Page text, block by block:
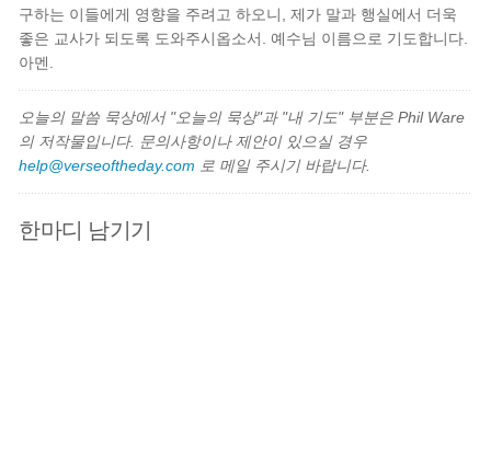
구하는 이들에게 영향을 주려고 하오니, 제가 말과 행실에서 더욱
좋은 교사가 되도록 도와주시옵소서. 예수님 이름으로 기도합니다.
아멘.
오늘의 말씀 묵상에서 "오늘의 묵상"과 "내 기도" 부분은 Phil Ware
의 저작물입니다. 문의사항이나 제안이 있으실 경우
help@verseoftheday.com 로 메일 주시기 바랍니다.
한마디 남기기